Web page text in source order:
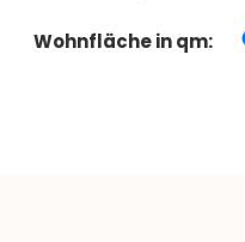
Wohnfläche in qm: